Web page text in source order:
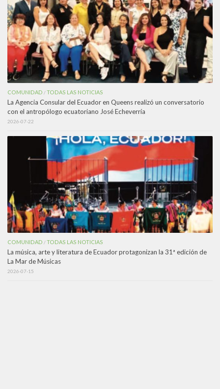
COMUNIDAD /TODAS LAS NOTICIAS
La Agencia Consular del Ecuador en Queens realizó un conversatorio
con el antropólogo ecuatoriano José Echeverría
2026-07-22
COMUNIDAD /TODAS LAS NOTICIAS
La música, arte y literatura de Ecuador protagonizan la 31ª edición de
La Mar de Músicas
2026-07-15